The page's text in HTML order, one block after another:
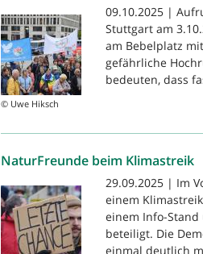
© Uwe Hiksch
09.10.2025 |
Stuttgart am
am Bebelplatz
gefährliche
bedeuten, dass
NaturFreunde beim Klimastreik
29.09.2025 | Im
einem
einem Info-
beteiligt. Die
einmal deutlich